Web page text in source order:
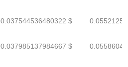
0.037544536480322 $
0.037985137984667 $